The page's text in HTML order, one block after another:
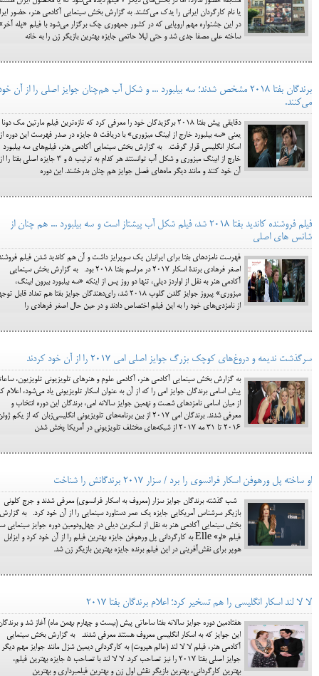
یا نام کارگردان ایرانی را یدک می‌کشند. به گزارش بخش سینمایی آکادمی هنر، حضور
در این جشنواره مهم اروپایی که در کشور جمهوری چک برگزار می‌شود با فیلم «پله
ساخته علی مصفا جدی شد و حتی لیلا حاتمی جایزه بهترین بازیگر زن را به خانه
برندگان بفتا 2018 مشخص شدند؛ سه بیلبورد ... و شکل آب هم‌چنان جوایز اصلی را از آن
می‌کنند.
دقایقی پیش بفتا 2018 برگزیدگان خود را معرفی کرد که تازه‌ترین فیلم مارتین مک دونا
یعنی «سه بیلبورد خارج از ابینگ میزوری» با دریافت 5 جایزه در صدر فهرست این دوره از
اسکار انگلیسی قرار گرفت. به گزارش بخش سینمایی آکادمی هنر، فیلم‌های سه بیلبورد
خارج از ابینگ میزوری و شکل آب توانستند هر کدام به ترتیب 5 و 3 جایزه اصلی بفتا را از
آن خود کنند و مانند دیگر ماه‌های فصل جوایز هم چنان بدرخشند. این دوره
فیلم فروشنده کاندید بفتا 2018 شد، فیلم شکل آب پیشتاز است و سه بیلبورد ... هم چنان از
شانس های اصلی
فهرست نامزدهای بفتا برای ایرانیان یک سوپرایز داشت و آن هم کاندید شدن فیلم
اصغر فرهادی برندة اسکار 2017 در مراسم بفتا 2018 بود. به گزارش بخش سینمایی
آکادمی هنر به نقل از اواردز دیلی، تنها دو روز پس از اینکه «سه بیلبورد بیرون ابینگ،
میزوری» پیروز جوایز گلدن گلوب 2018 شد، رای‌دهندگان جوایز بفتا هم تعداد قابل
از نامزدی‌های خود را به این فیلم اختصاص دادند و در عین حال اصغر فرهادی را
سرگذشت ندیمه و دروغ‌های کوچک بزرگ جوایز اصلی امی 2017 را از آن خود کردند
به گزارش بخش سینمایی آکادمی هنر، آکادمی علوم و هنرهای تلویزیونی تلویزیون،
پیش اسامی برندگان جوایز امی را که از آن به عنوان اسکار تلویزیونی یاد می‌شود، اعلام
از میان اسامی نامزدهای شصت و نهمین جوایز سالانه امی، برندگان این دوره انتخاب و
معرفی شدند. برندگان امی ۲۰۱۷ از بین برنامه‌های تلویزیونی انگلیسی‌زبان که از یکم
۲۰۱۶ تا ۳۱ مه ۲۰۱۷ از شبکه‌های مختلف تلویزیونی در آمریکا پخش شدن
او ساخته پل ورهوفن اسکار فرانسوی را برد / سزار 2017 برندگانش را شناخت
شب گذشته برندگان جوایز سزار (معروف به اسکار فرانسوی) معرفی شدند و جرج کلونی
بازیگر سرشناس آمریکایی جایزه یک عمر دستاورد سینمایی را از آن خود کرد. به گزارش
بخش سینمایی آکادمی هنر به نقل از اسکرین دیلی در چهل‌ودومین دوره جوایز سینمایی
فیلم «او» Elle به کارگردانی پل ورهوفن جایزه بهترین فیلم را از آن خود کرد و ایزابل
هوپر برای نقش‌آفرینی در این فیلم برنده جایزه بهترین بازیگر زن شد.
لا لا لند اسکار انگلیسی را هم تسخیر کرد؛ اعلام برندگان بفتا 2017
هفتادمین دوره جوایز سالانه بفتا ساعاتی پیش (بیست و چهارم بهمن ماه) آغاز شد و
این جوایز که به اسکار انگلیسی معروف هستند معرفی شدند. به گزارش بخش سینمایی
آکادمی هنر، فیلم لا لا لند (عالم هپروت) به کارگردانی دیمین شزل مانند جوایز مهم دیگر
جوایز اصلی بفتا 2017 را نیز تصاحب کرد. لا لا لند با تصاحب 5 جایزه بهترین فیلم،
بهترین کارگردانی، بهترین بازیگر نقش اول زن و بهترین فیلمبرداری و بهترین